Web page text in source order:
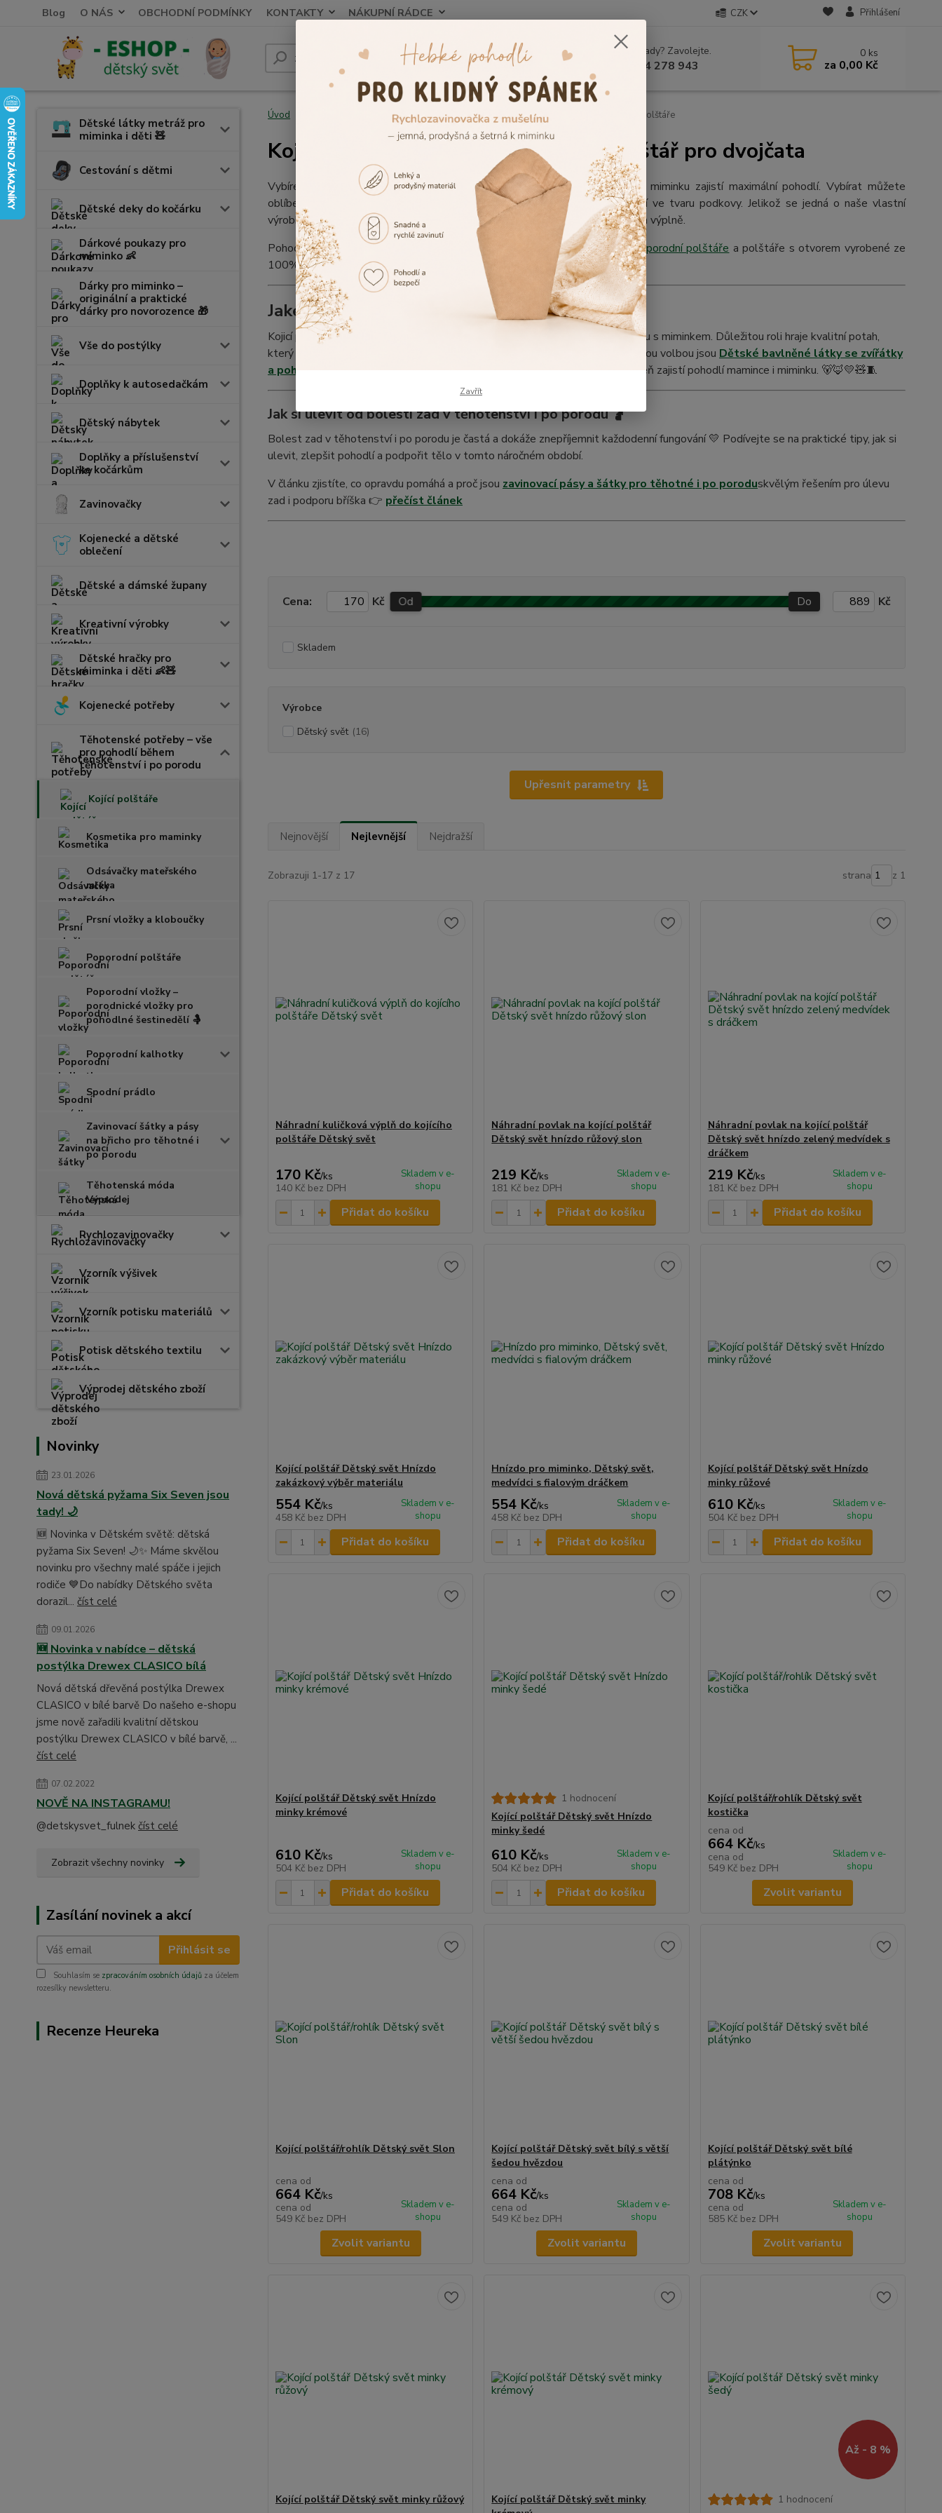
Blog O NÁS OBCHODNÍ PODMÍNKY KONTAKTY NÁKUPNÍ RÁDCE CZK Přihlášení
Hledat Nevíte si rady? Zavolejte.
+420 604 278 943
0 ks
za 0,00 Kč
Dětské látky metráž pro
miminka i děti 🧸
Cestování s dětmi
Dětské deky do kočárku
Dárkové poukazy pro
miminko 👶
Dárky pro miminko –
originální a praktické
dárky pro novorozence 🎁
Vše do postýlky
Doplňky k autosedačkám
Dětský nábytek
Doplňky a příslušenství
ke kočárkům
Zavinovačky
Kojenecké a dětské
oblečení
Dětské a dámské župany
Kreativní výrobky
Dětské hračky pro
miminka i děti 👶🧸
Kojenecké potřeby
Těhotenské potřeby – vše
pro pohodlí během
těhotenství i po porodu
Kojící polštáře
Kosmetika pro maminky
Odsávačky mateřského
mléka
Prsní vložky a kloboučky
Poporodní polštáře
Poporodní vložky –
porodnické vložky pro
pohodlné šestinedělí 🤱
Poporodní kalhotky
Spodní prádlo
Zavinovací šátky a pásy
na břicho pro těhotné i
po porodu
Těhotenská móda
Výprodej
Rychlozavinovačky
Vzorník výšivek
Vzorník potisku materiálů
Potisk dětského textilu
Výprodej dětského zboží
Novinky
23.01.2026
Nová dětská pyžama Six Seven jsou
tady! 🌙
🆕 Novinka v Dětském světě: dětská
pyžama Six Seven! 🌙✨ Máme skvělou
novinku pro všechny malé spáče i jejich
rodiče 💙Do nabídky Dětského světa
dorazil... číst celé
09.01.2026
🆕 Novinka v nabídce – dětská
postýlka Drewex CLASICO bílá
Nová dětská dřevěná postýlka Drewex
CLASICO v bílé barvě Do našeho e-shopu
jsme nově zařadili kvalitní dětskou
postýlku Drewex CLASICO v bílé barvě, ...
číst celé
07.02.2022
NOVĚ NA INSTAGRAMU!
@detskysvet_fulnek číst celé
Zobrazit všechny novinky
Zasílání novinek a akcí
Přihlásit se
Souhlasím se zpracováním osobních údajů za účelem
rozesílky newsletteru.
Recenze Heureka
Úvod Těhotenské potřeby – vše pro pohodlí během těhotenství i po porodu Kojící polštáře
Kojící polštáře pro miminko i kojící polštář pro dvojčata
Vybírejte populární kojící polštáře, které ulehčí Vašimbolavým zádůma miminku zajistí maximální pohodlí. Vybírat můžete
oblíbené
pro dvojčata a další praktické polštáře na kojení ve tvaru podkovy. Jelikož se jedná o naše vlastní
výrobky, můžete si vybrat nejen některý z mnoha vzorů povlaků, ale také druh výplně.
Pohodlné, nebolestné sezení v poporodním čase Vám zajistí naše sedacípoporodní polštáře a polštáře s otvorem vyrobené ze
100% bavlněného plátýnka s výplňí z polystyrénových kuliček.
Jaké látky jsou vhodné na kojicí polštáře? 👶🧵
Kojicí polštář je praktickým pomocníkem během těhotenství, kojení i odpočinku s miminkem. Důležitou roli hraje kvalitní potah,
který by měl být příjemný na dotek, prodyšný a snadno udržovatelný. Oblíbenou volbou jsou Dětské bavlněné látky se zvířátky
a pohádkovými motivy
, které dodají kojicímu polštáři krásný vzhled a zároveň zajistí pohodlí mamince i miminku. 🐻🦊💛🧸🧵
Jak si ulevit od bolesti zad v těhotenství i po porodu 🤰
Bolest zad v těhotenství i po porodu je častá a dokáže znepříjemnit každodenní fungování 💛 Podívejte se na praktické tipy, jak si
ulevit, zlepšit pohodlí a podpořit tělo v tomto náročném období.
V článku zjistíte, co opravdu pomáhá a proč jsou zavinovací pásy a šátky pro těhotné i po poroduskvělým řešením pro úlevu
zad i podporu bříška 👉 přečíst článek
Upřesnit parametry
Cena: Kč Od Do Kč
Skladem
Výrobce
Dětský svět (16)
Nejnovější Nejlevnější Nejdražší
Zobrazuji 1-17 z 17 strana z 1
Náhradní kuličková výplň do kojícího
polštáře Dětský svět
170 Kč/ks
140 Kč bez DPH
Skladem v e-
shopu
Přidat do košíku
Náhradní povlak na kojící polštář
Dětský svět hnízdo růžový slon
219 Kč/ks
181 Kč bez DPH
Skladem v e-
shopu
Přidat do košíku
Náhradní povlak na kojící polštář
Dětský svět hnízdo zelený medvídek s
dráčkem
219 Kč/ks
181 Kč bez DPH
Skladem v e-
shopu
Přidat do košíku
Kojící polštář Dětský svět Hnízdo
zakázkový výběr materiálu
554 Kč/ks
458 Kč bez DPH
Skladem v e-
shopu
Přidat do košíku
Hnízdo pro miminko, Dětský svět,
medvídci s fialovým dráčkem
554 Kč/ks
458 Kč bez DPH
Skladem v e-
shopu
Přidat do košíku
Kojící polštář Dětský svět Hnízdo
minky růžové
610 Kč/ks
504 Kč bez DPH
Skladem v e-
shopu
Přidat do košíku
Kojící polštář Dětský svět Hnízdo
minky krémové
610 Kč/ks
504 Kč bez DPH
Skladem v e-
shopu
Přidat do košíku
1 hodnocení
Kojící polštář Dětský svět Hnízdo
minky šedé
610 Kč/ks
504 Kč bez DPH
Skladem v e-
shopu
Přidat do košíku
Kojící polštář/rohlík Dětský svět
kostička
cena od
664 Kč/ks
cena od
549 Kč bez DPH
Skladem v e-
shopu
Zvolit variantu
Kojící polštář/rohlík Dětský svět Slon
cena od
664 Kč/ks
cena od
549 Kč bez DPH
Skladem v e-
shopu
Zvolit variantu
Kojící polštář Dětský svět bílý s větší
šedou hvězdou
cena od
664 Kč/ks
cena od
549 Kč bez DPH
Skladem v e-
shopu
Zvolit variantu
Kojící polštář Dětský svět bílé
plátýnko
cena od
708 Kč/ks
cena od
585 Kč bez DPH
Skladem v e-
shopu
Zvolit variantu
Kojící polštář Dětský svět minky růžový
Kojící polštář Dětský svět minky
Až - 8 %
1 hodnocení
Zavřít